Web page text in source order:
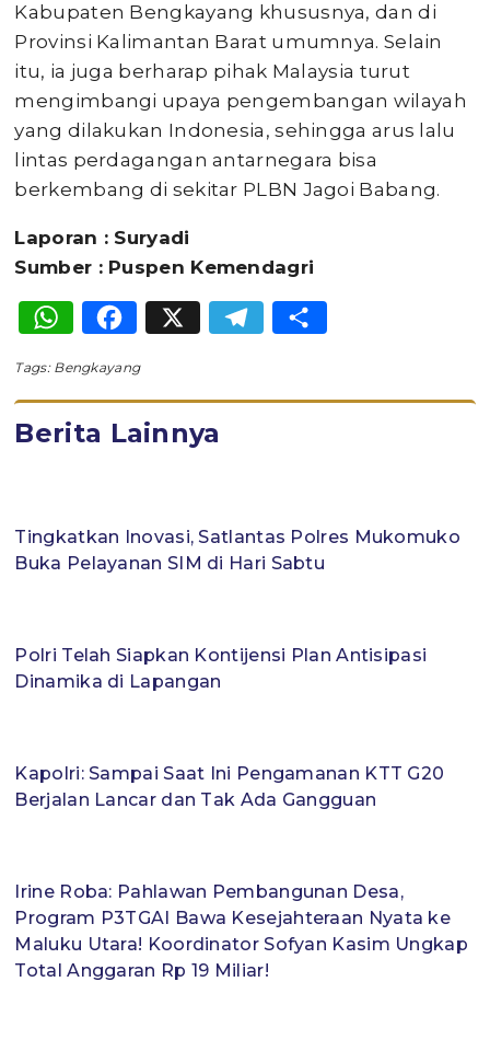
Kabupaten Bengkayang khususnya, dan di
Provinsi Kalimantan Barat umumnya. Selain
itu, ia juga berharap pihak Malaysia turut
mengimbangi upaya pengembangan wilayah
yang dilakukan Indonesia, sehingga arus lalu
lintas perdagangan antarnegara bisa
berkembang di sekitar PLBN Jagoi Babang.
Laporan : Suryadi
Sumber : Puspen Kemendagri
WhatsApp
Facebook
X Telegram
Tags: Bengkayang
Berita Lainnya
Tingkatkan Inovasi, Satlantas Polres Mukomuko
Buka Pelayanan SIM di Hari Sabtu
Polri Telah Siapkan Kontijensi Plan Antisipasi
Dinamika di Lapangan
Kapolri: Sampai Saat Ini Pengamanan KTT G20
Berjalan Lancar dan Tak Ada Gangguan
Irine Roba: Pahlawan Pembangunan Desa,
Program P3TGAI Bawa Kesejahteraan Nyata ke
Maluku Utara! Koordinator Sofyan Kasim Ungkap
Total Anggaran Rp 19 Miliar!